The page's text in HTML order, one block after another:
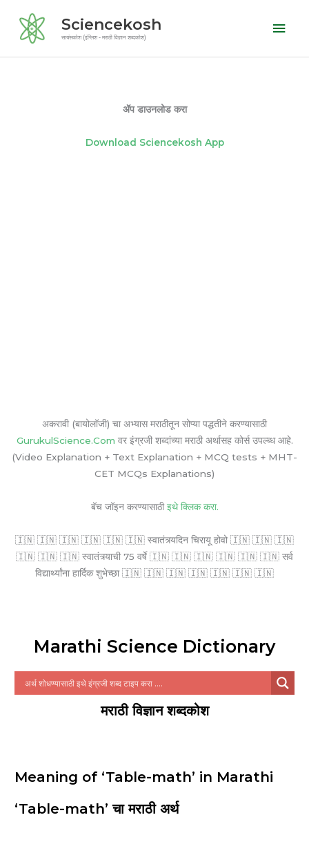
content
Sciencekosh
सायंसकोश (इंग्लिश - मराठी विज्ञान शब्दकोश)
ॲप डाउनलोड करा
Download Sciencekosh App
अकरावी (बायोलॉजी) चा अभ्यास मराठीतून सोप्या पद्धतीने करण्यासाठी
GurukulScience.Com वर इंग्रजी शब्दांच्या मराठी अर्थासह कोर्स उपल्ब्ध आहे.
(Video Explanation + Text Explanation + MCQ tests + MHT-
CET MCQs Explanations)
बॅच जॉइन करण्यासाठी इथे क्लिक करा.
🇮🇳 🇮🇳 🇮🇳 🇮🇳 🇮🇳 🇮🇳 स्वातंत्र्यदिन चिरायू होवो 🇮🇳 🇮🇳 🇮🇳
🇮🇳 🇮🇳 🇮🇳 स्वातंत्र्याची 75 वर्षे 🇮🇳 🇮🇳 🇮🇳 🇮🇳 🇮🇳 🇮🇳 सर्व
विद्यार्थ्यांना हार्दिक शुभेच्छा 🇮🇳 🇮🇳 🇮🇳 🇮🇳 🇮🇳 🇮🇳 🇮🇳
Marathi Science Dictionary
मराठी विज्ञान शब्दकोश
Meaning of ‘Table-math’ in Marathi
‘Table-math’ चा मराठी अर्थ